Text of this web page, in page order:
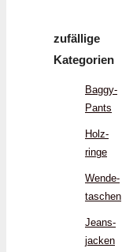
zufällige
Kategorien
Baggy-
Pants
Holz­
ringe
Wende­
taschen
Jeans­
jacken